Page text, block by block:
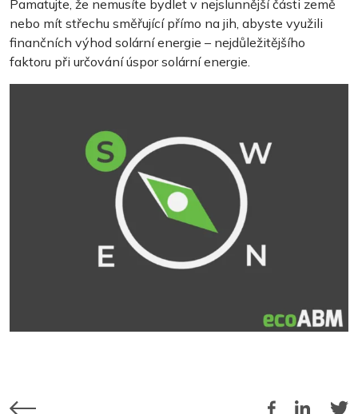
Pamatujte, že nemusíte bydlet v nejslunnější části země
nebo mít střechu směřující přímo na jih, abyste využili
finančních výhod solární energie – nejdůležitějšího
faktoru při určování úspor solární energie.